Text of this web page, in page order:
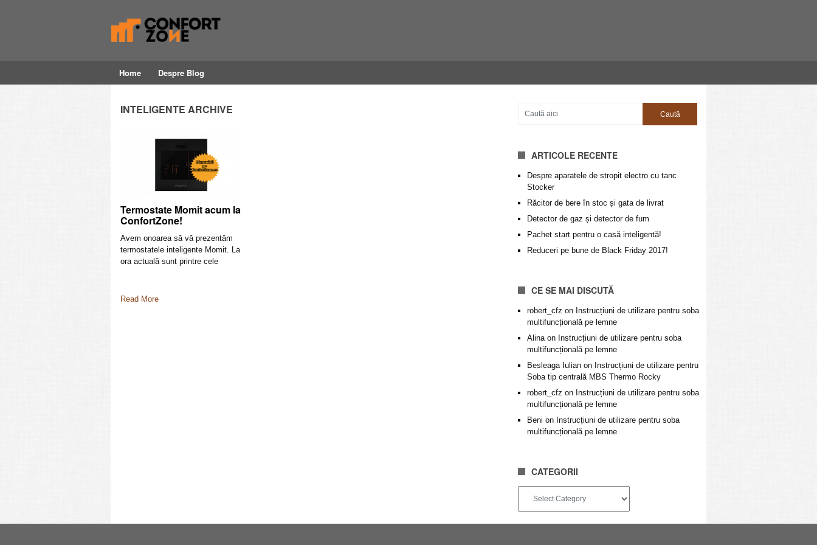
Home Despre Blog
INTELIGENTE ARCHIVE
Termostate Momit acum la
ConfortZone!
Avem onoarea să vă prezentăm
termostatele inteligente Momit. La
ora actuală sunt printre cele
Read More
ARTICOLE RECENTE
Despre aparatele de stropit electro cu tanc
Stocker
Răcitor de bere în stoc și gata de livrat
Detector de gaz și detector de fum
Pachet start pentru o casă inteligentă!
Reduceri pe bune de Black Friday 2017!
CE SE MAI DISCUTĂ
robert_cfz on Instrucțiuni de utilizare pentru soba
multifuncțională pe lemne
Alinaon Instrucțiuni de utilizare pentru soba
multifuncțională pe lemne
Besleaga Iulian on Instrucțiuni de utilizare pentru
Soba tip centrală MBS Thermo Rocky
robert_cfz on Instrucțiuni de utilizare pentru soba
multifuncțională pe lemne
Beni on Instrucțiuni de utilizare pentru soba
multifuncțională pe lemne
CATEGORII